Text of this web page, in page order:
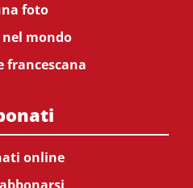
foto
mondo
francescana
online